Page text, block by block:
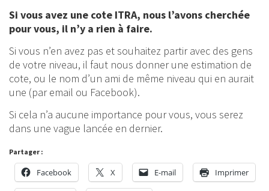
Si vous avez une cote ITRA, nous l’avons cherchée
pour vous, il n’y a rien à faire.
Si vous n’en avez pas et souhaitez partir avec des gens
de votre niveau, il faut nous donner une estimation de
cote, ou le nom d’un ami de même niveau qui en aurait
une (par email ou Facebook).
Si cela n’a aucune importance pour vous, vous serez
dans une vague lancée en dernier.
Partager :
Facebook X E-mail Imprimer